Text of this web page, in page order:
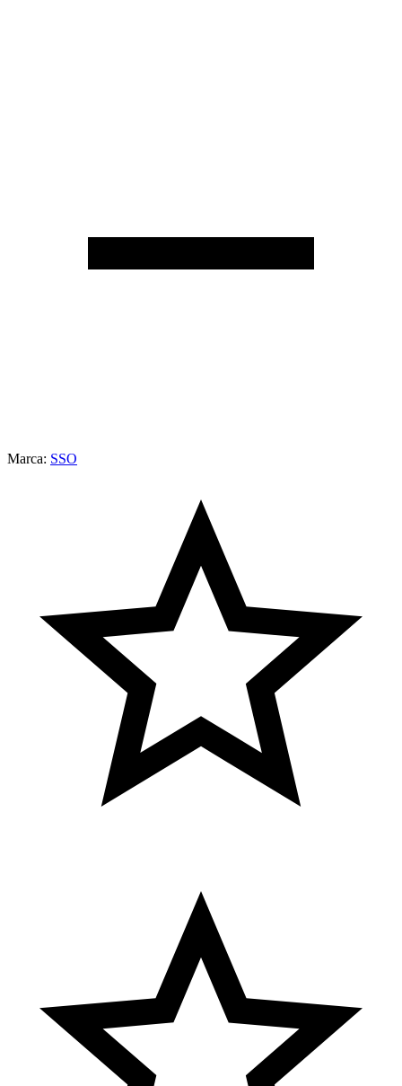
Marca: SSO